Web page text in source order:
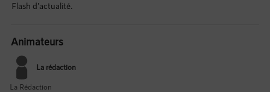
Flash d'actualité.
Animateurs
La rédaction
La Rédaction